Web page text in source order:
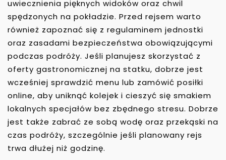
uwiecznienia pięknych widoków oraz chwil
spędzonych na pokładzie. Przed rejsem warto
również zapoznać się z regulaminem jednostki
oraz zasadami bezpieczeństwa obowiązującymi
podczas podróży. Jeśli planujesz skorzystać z
oferty gastronomicznej na statku, dobrze jest
wcześniej sprawdzić menu lub zamówić posiłki
online, aby uniknąć kolejek i cieszyć się smakiem
lokalnych specjałów bez zbędnego stresu. Dobrze
jest także zabrać ze sobą wodę oraz przekąski na
czas podróży, szczególnie jeśli planowany rejs
trwa dłużej niż godzinę.